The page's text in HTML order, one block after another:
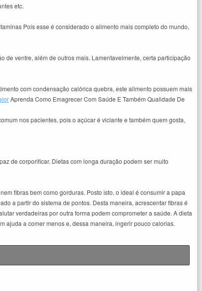
etc.
Pois esse é considerado o alimento mais completo do mundo,
ventre, além de outros mais. Lamentavelmente, certa participação
com condensação calórica quebra, este alimento possuem mais
Aprenda Como Emagrecer Com Saúde E Também Qualidade De
nos pacientes, pois o açúcar é viciante e também quem gosta,
de corporificar. Dietas com longa duração podem ser muito
fibras bem como gorduras. Posto isto, o ideal é consumir a papa
a partir do sistema de pontos. Desta maneira, acrescentar fibras é
verdadeiras por outra forma podem comprometer a saúde. A dieta
ajuda a comer menos e, dessa maneira, ingerir pouco calorias.